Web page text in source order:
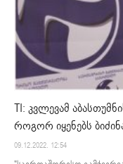
TI: კვლევამ
როგორ იყენებს
09.12.2022. 12:54